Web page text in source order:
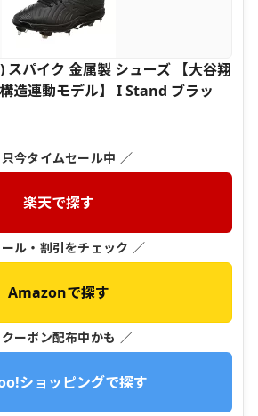
スパイク 金属製 シューズ 【大谷翔
造連動モデル】 I Stand ブラッ
今タイムセール中 ／
楽天で探す
ル・割引をチェック ／
Amazonで探す
ーポン配布中かも ／
ショッピングで探す